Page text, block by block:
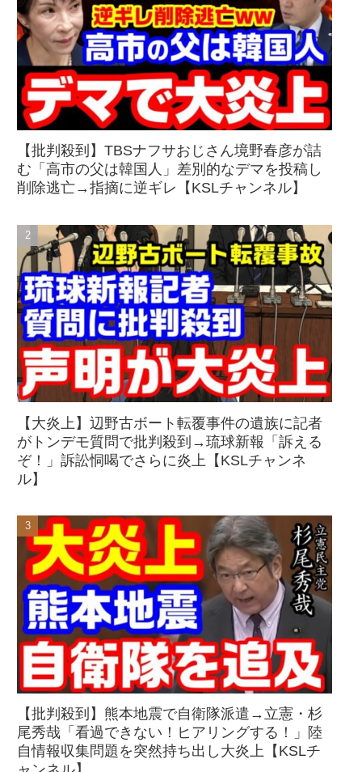
【批判殺到】TBSナフサおじさん境野春彦が詰
む「高市の父は韓国人」差別的なデマを投稿し
削除逃亡→指摘に逆ギレ【KSLチャンネル】
【大炎上】辺野古ボート転覆事件の遺族に記者
がトンデモ質問で批判殺到→琉球新報「訴える
ぞ！」訴訟恫喝でさらに炎上【KSLチャンネ
ル】
【批判殺到】熊本地震で自衛隊派遣→立憲・杉
尾秀哉「看過できない！ヒアリングする！」陸
自情報収集問題を突然持ち出し大炎上【KSLチ